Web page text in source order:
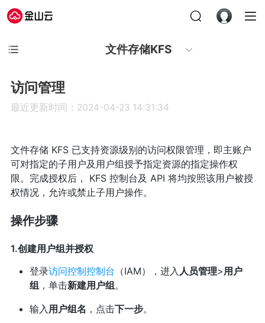
文件存储KFS
访问管理
最近更新时间：2024-04-23 14:31:34
文件存储 KFS 已支持资源级别的访问权限管理，即主账户
可对指定的子用户及用户组授予指定资源的指定操作权
限。完成授权后， KFS 控制台及 API 将均按照该用户被授
权情况，允许或禁止子用户操作。
操作步骤
1.创建用户组并授权
登录访问控制控制台 （IAM），进入 人员管理>用户
组，单击新建用户组。
输入用户组名 ，点击下一步。